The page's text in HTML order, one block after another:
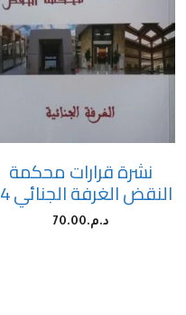
نشرة قرارات محكمة
النقض الغرفة الجنائي 44
د.م.70.00